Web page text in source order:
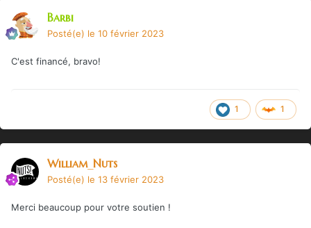
Barbi
Posté(e) le 10 février 2023
C'est financé, bravo!
1 1
William_Nuts
Posté(e) le 13 février 2023
Merci beaucoup pour votre soutien !